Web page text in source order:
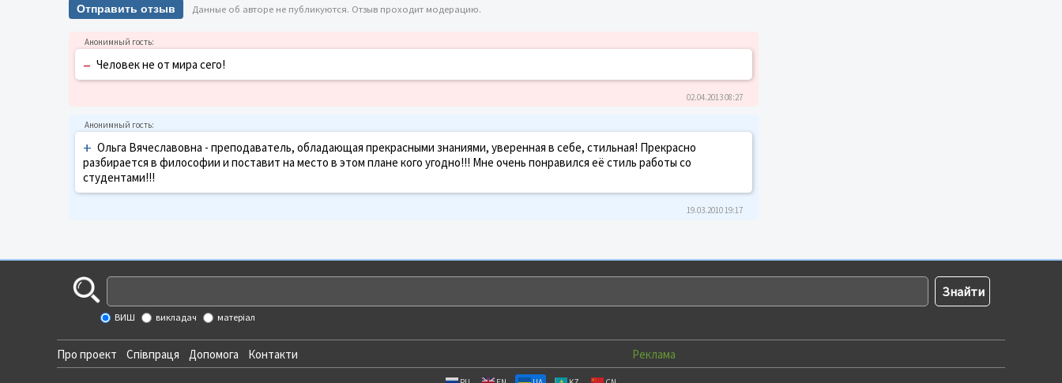
Отправить отзыв Данные об авторе не публикуются. Отзыв проходит модерацию.
– Человек не от мира сего!
02.04.2013 08:27
+ Ольга Вячеславовна - преподаватель, обладающая прекрасными знаниями, уверенная в себе, стильная! Прекрасно
разбирается в философии и поставит на место в этом плане кого угодно!!! Мне очень понравился её стиль работы со
студентами!!!
19.03.2010 19:17
ВИШ викладач матеріал
Про проект Співпраця Допомога Контакти Реклама